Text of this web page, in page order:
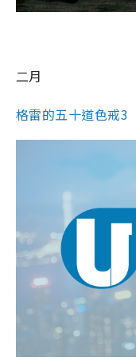
二月
格雷的五十道色戒3